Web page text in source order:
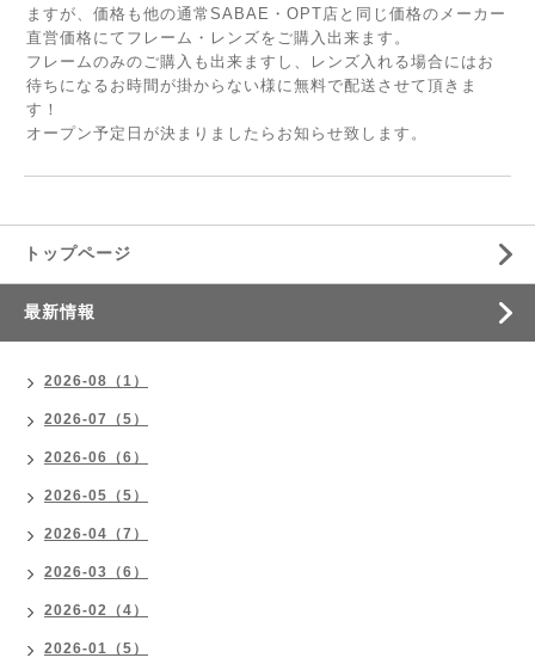
ますが、価格も他の通常SABAE・OPT店と同じ価格のメーカー
直営価格にてフレーム・レンズをご購入出来ます。
フレームのみのご購入も出来ますし、レンズ入れる場合にはお
待ちになるお時間が掛からない様に無料で配送させて頂きま
す！
オープン予定日が決まりましたらお知らせ致します。
トップページ
最新情報
2026-08（1）
2026-07（5）
2026-06（6）
2026-05（5）
2026-04（7）
2026-03（6）
2026-02（4）
2026-01（5）